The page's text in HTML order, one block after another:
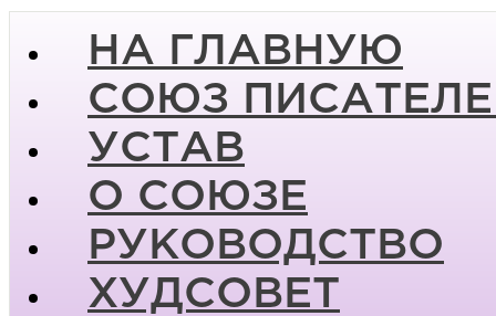
НА ГЛАВНУЮ
СОЮЗ
УСТАВ
О СОЮЗЕ
РУКОВОДСТВО
ХУДСОВЕТ